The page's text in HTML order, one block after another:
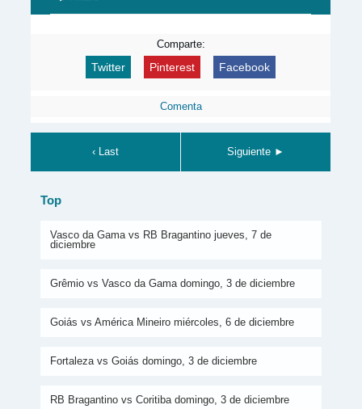
Comparte:
Twitter Pinterest Facebook
Comenta
‹ Last Siguiente ►
Top
Vasco da Gama vs RB Bragantino jueves, 7 de
diciembre
Grêmio vs Vasco da Gama domingo, 3 de diciembre
Goiás vs América Mineiro miércoles, 6 de diciembre
Fortaleza vs Goiás domingo, 3 de diciembre
RB Bragantino vs Coritiba domingo, 3 de diciembre